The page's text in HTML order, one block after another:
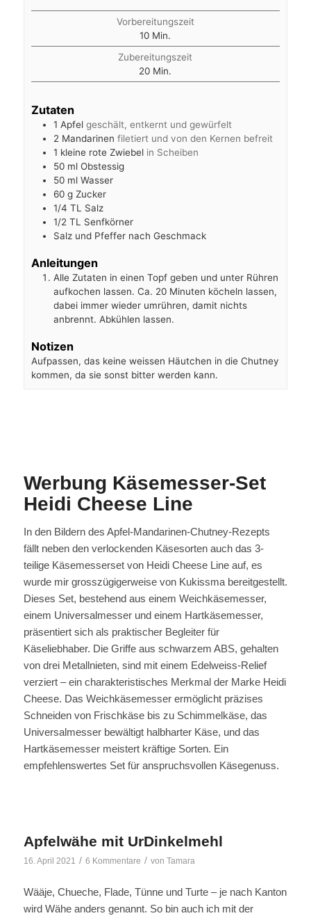
Vorbereitungszeit
10Minuten
Min.
Zubereitungszeit
20Minuten
Min.
Zutaten
1 Apfel geschält, entkernt und gewürfelt
2 Mandarinen filetiert und von den Kernen befreit
1 kleine rote Zwiebel in Scheiben
50 ml Obstessig
50 ml Wasser
60 g Zucker
1/4 TL
Salz
1/2 TL
Senfkörner
Salz und Pfeffer nach Geschmack
Anleitungen
Alle Zutaten in einen Topf geben und unter Rühren
aufkochen lassen. Ca. 20 Minuten köcheln lassen,
dabei immer wieder umrühren, damit nichts
anbrennt. Abkühlen lassen.
Notizen
Aufpassen, das keine weissen Häutchen in die Chutney
kommen, da sie sonst bitter werden kann.
Werbung Käsemesser-Set
Heidi Cheese Line
In den Bildern des Apfel-Mandarinen-Chutney-Rezepts
fällt neben den verlockenden Käsesorten auch das 3-
teilige Käsemesserset von Heidi Cheese Line auf, es
wurde mir grosszügigerweise von Kukissma bereitgestellt.
Dieses Set, bestehend aus einem Weichkäsemesser,
einem Universalmesser und einem Hartkäsemesser,
präsentiert sich als praktischer Begleiter für
Käseliebhaber. Die Griffe aus schwarzem ABS, gehalten
von drei Metallnieten, sind mit einem Edelweiss-Relief
verziert – ein charakteristisches Merkmal der Marke Heidi
Cheese. Das Weichkäsemesser ermöglicht präzises
Schneiden von Frischkäse bis zu Schimmelkäse, das
Universalmesser bewältigt halbharter Käse, und das
Hartkäsemesser meistert kräftige Sorten. Ein
empfehlenswertes Set für anspruchsvollen Käsegenuss.
Apfelwähe mit UrDinkelmehl
16. April 2021 / 6 Kommentare / von Tamara
Wääje, Chueche, Flade, Tünne und Turte – je nach Kanton
wird Wähe anders genannt. So bin auch ich mit der